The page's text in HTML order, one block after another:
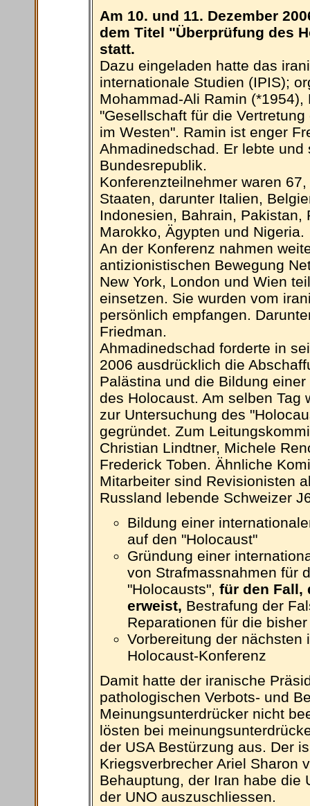
Am 10. und 11. Dezember
dem Titel "Überprüfung des
statt.
Dazu eingeladen hatte das
internationale Studien (IPIS);
Mohammad-Ali Ramin
"Gesellschaft für die
im Westen". Ramin ist enger
Ahmadinedschad. Er lebte
Bundesrepublik.
Konferenzteilnehmer waren
Staaten, darunter Italien,
Indonesien, Bahrain,
Marokko, Ägypten und Nigeria.
An der Konferenz nahmen
antizionistischen Bewegung
New York, London und Wien
einsetzen. Sie wurden vom
persönlich empfangen.
Friedman.
Ahmadinedschad forderte in
2006 ausdrücklich die
Palästina und die Bildung
des Holocaust. Am selben Tag
zur Untersuchung des
gegründet. Zum
Christian Lindtner, Michele
Frederick Toben. Ähnliche
Mitarbeiter sind Revisionisten
Russland lebende Schweizer
Bildung einer
auf den "Holocaust"
Gründung einer
von Strafmassnahmen für
"Holocausts", für den Fall,
erweist, Bestrafung der
Reparationen für die
Vorbereitung der
Holocaust-Konferenz
Damit hatte der iranische
pathologischen Verbots- und
Meinungsunterdrücker nicht
lösten bei
der USA Bestürzung aus. Der
Kriegsverbrecher Ariel Sharon
Behauptung, der Iran habe die
der UNO auszuschliessen.